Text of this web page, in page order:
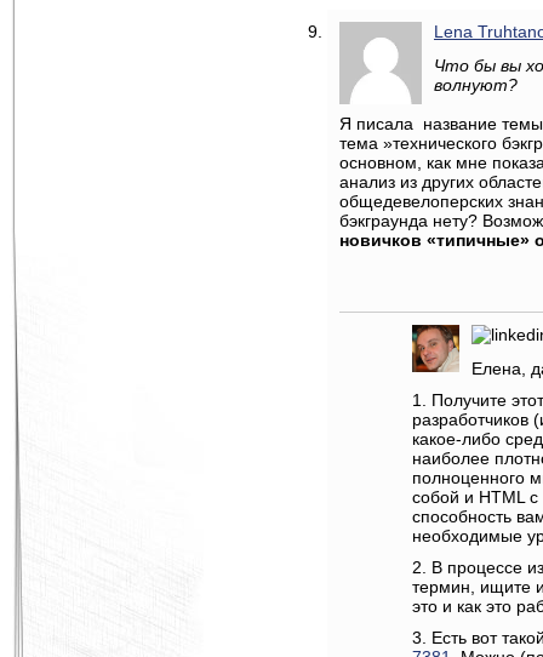
Lena
Что бы вы
волнуют?
Я писала название темы
тема »технического
основном, как мне
анализ из других
общедевелоперских
бэкграунда нету?
новичков «типичные»
Елена,
1. Получите
разработчиков
какое-либо
наиболее
полноценного
собой и HTML
способность
необходимые
2. В процессе
термин, ищите
это и как это
3. Есть вот